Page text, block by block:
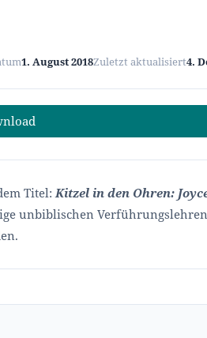
1. August 2018Zuletzt aktualisiert4.
Titel:Kitzel in den Ohren:
unbiblischen